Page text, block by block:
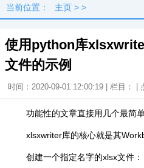
当前位置： 主页 > >
使用python库
文件的示例
时间：2020-09-01 12:00:19 | 栏目： |
功能性的文章直接用几个最简
xlsxwriter库的核心就是其
创建一个指定名字的xlsx文件：